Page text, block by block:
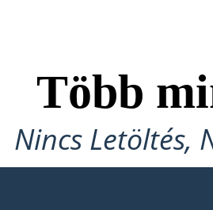
Több
Nincs Letöltés,